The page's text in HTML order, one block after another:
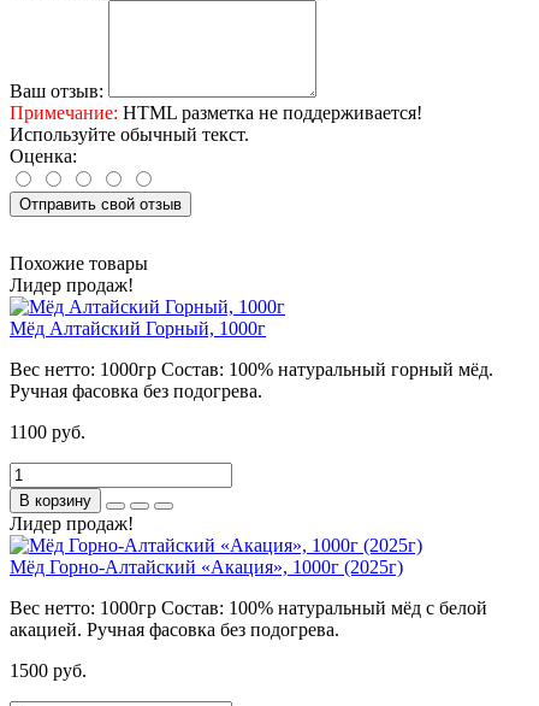
Ваш отзыв:
Примечание: HTML разметка не поддерживается!
Используйте обычный текст.
Оценка:
Отправить свой отзыв
Похожие товары
Лидер продаж!
Мёд Алтайский Горный, 1000г
Вес нетто: 1000гр Состав: 100% натуральный горный мёд.
Ручная фасовка без подогрева.
1100 руб.
В корзину
Лидер продаж!
Мёд Горно-Алтайский «Акация», 1000г (2025г)
Вес нетто: 1000гр Состав: 100% натуральный мёд с белой
акацией. Ручная фасовка без подогрева.
1500 руб.